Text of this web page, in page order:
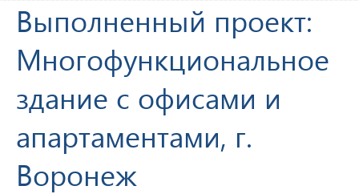
Выполненный проект:
Многофункциональное
здание с офисами и
апартаментами, г.
Воронеж